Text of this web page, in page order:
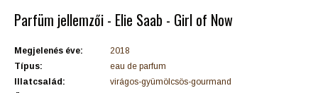
Parfüm jellemzői - Elie Saab - Girl of Now
Megjelenés éve:
2018
Típus:
eau de parfum
Illatcsalád:
virágos-gyümölcsös-gourmand